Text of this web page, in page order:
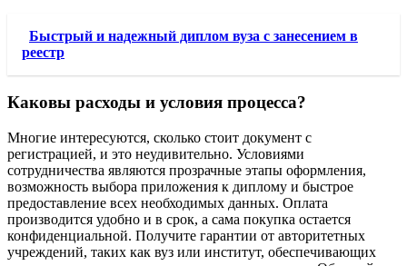
Быстрый и надежный диплом вуза с занесением в
реестр
Каковы расходы и условия процесса?
Многие интересуются, сколько стоит документ с
регистрацией, и это неудивительно. Условиями
сотрудничества являются прозрачные этапы оформления,
возможность выбора приложения к диплому и быстрое
предоставление всех необходимых данных. Оплата
производится удобно и в срок, а сама покупка остается
конфиденциальной. Получите гарантии от авторитетных
учреждений, таких как вуз или институт, обеспечивающих